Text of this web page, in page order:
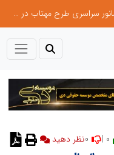
جمع‌آوری 183 برق غیرمجاز در شانزدهمین مانور سراسری طرح مهتاب در استان تهران
نظر دهید